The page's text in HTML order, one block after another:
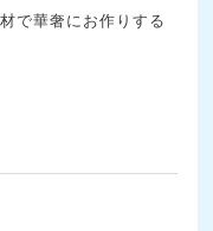
で華奢にお作りする